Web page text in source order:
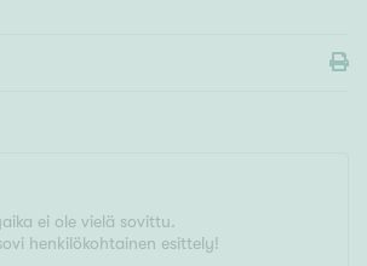
ei ole vielä sovittu.
henkilökohtainen esittely!